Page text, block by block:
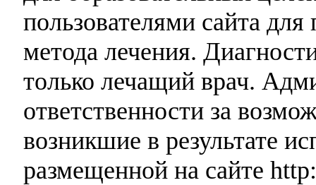
пользователями сайта
метода лечения.
только лечащий врач.
ответственности за
возникшие в результате
размещенной на сайте